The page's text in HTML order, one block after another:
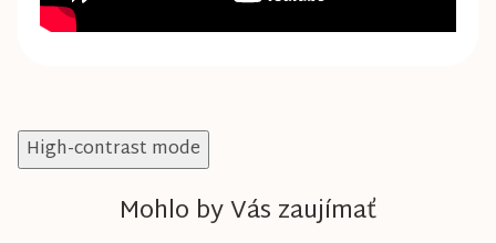
High-contrast mode
Mohlo by Vás zaujímať